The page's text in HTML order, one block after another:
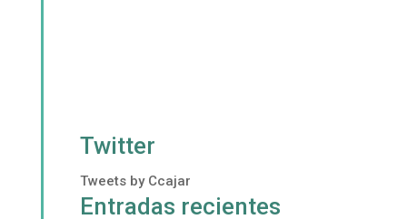
Twitter
Tweets by Ccajar
Entradas recientes